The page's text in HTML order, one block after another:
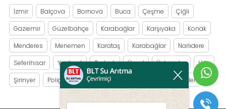
İzmir Balçova Bornova Buca Çeşme
Çiğli
Gaziemir
Güzelbahçe Karabağlar Karşıyaka
Konak
Menderes
Menemen Karataş Karabağlar
Narlıdere
Seferihisar
Yeşilyurt Torbalı Üçyol Üçkuyular
Urla
Şirinyer
Poligon Bozyaka Yağhaneler